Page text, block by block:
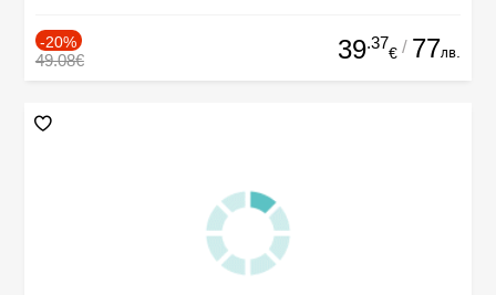
-20%
49.08€ 39.37
€ / 77лв.